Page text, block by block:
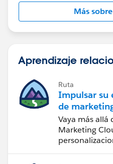
Más
Aprendizaje
Ruta
Impulsar su
de
Vaya más
Marketing